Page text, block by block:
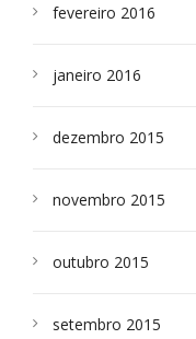
fevereiro 2016
janeiro 2016
dezembro 2015
novembro 2015
outubro 2015
setembro 2015